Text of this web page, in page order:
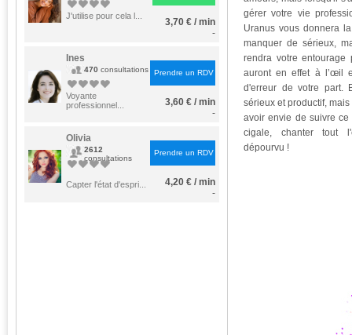
Sagittaire Capricorne Verseau
J'utilise pour cela l...
3,70 € / min
-
Ines
470 consultations
Voyante
professionnel...
Prendre un RDV
3,60 € / min
-
Olivia
2612
consultations
Capter l'état d'espri...
Prendre un RDV
4,20 € / min
-
gérer votre vie
Uranus vous donnera
manquer de sérieux,
rendra votre entourage
auront en effet à l’œil
d'erreur de votre part.
sérieux et productif,
avoir envie de suivre
cigale, chanter tout
dépourvu !